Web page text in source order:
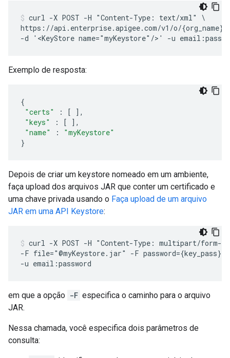
curl -X POST -H "Content-Type: text/xml" \
https://api.enterprise.apigee.com/v1/o/{org_name}/
Exemplo de resposta:
{
"certs"
: [
],
"keys"
: [
],
"name"
:
"myKeystore"
}
Depois de criar um keystore nomeado em um ambiente,
faça upload dos arquivos JAR que conter um certificado e
uma chave privada usando o Faça upload de um arquivo
JAR em uma API Keystore:
curl -X POST -H "Content-Type: multipart/form-
-F file="@myKeystore.jar" -F
em que a opção -F especifica o caminho para o arquivo
JAR.
Nessa chamada, você especifica dois parâmetros de
consulta: